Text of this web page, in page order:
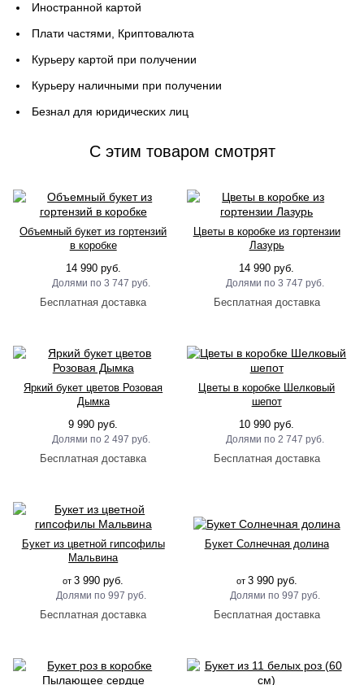
Иностранной картой
Плати частями, Криптовалюта
Курьеру картой при получении
Курьеру наличными при получении
Безнал для юридических лиц
C этим товаром смотрят
Объемный букет из гортензий
в коробке
14 990 руб.
3 747 руб.
Цветы в коробке из гортензии
Лазурь
14 990 руб.
3 747 руб.
Яркий букет цветов Розовая
Дымка
9 990 руб.
2 497 руб.
Цветы в коробке Шелковый
шепот
10 990 руб.
2 747 руб.
Букет из цветной гипсофилы
Мальвина
от3 990 руб.
997 руб.
Букет Солнечная долина
от 3 990 руб.
997 руб.